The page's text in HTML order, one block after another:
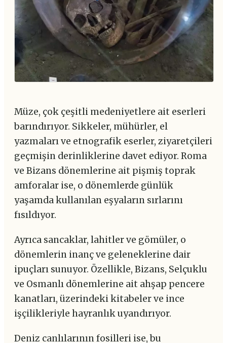
Müze, çok çeşitli medeniyetlere ait eserleri
barındırıyor. Sikkeler, mühürler, el
yazmaları ve etnografik eserler, ziyaretçileri
geçmişin derinliklerine davet ediyor. Roma
ve Bizans dönemlerine ait pişmiş toprak
amforalar ise, o dönemlerde günlük
yaşamda kullanılan eşyaların sırlarını
fısıldıyor.
Ayrıca sancaklar, lahitler ve gömüler, o
dönemlerin inanç ve geleneklerine dair
ipuçları sunuyor. Özellikle, Bizans, Selçuklu
ve Osmanlı dönemlerine ait ahşap pencere
kanatları, üzerindeki kitabeler ve ince
işçilikleriyle hayranlık uyandırıyor.
Deniz canlılarının fosilleri ise, bu